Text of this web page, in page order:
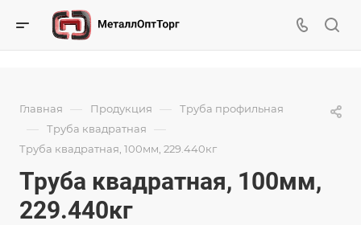
Главная — Продукция — Труба профильная
— Труба квадратная —
Труба квадратная, 100мм, 229.440кг
Труба квадратная, 100мм,
229.440кг